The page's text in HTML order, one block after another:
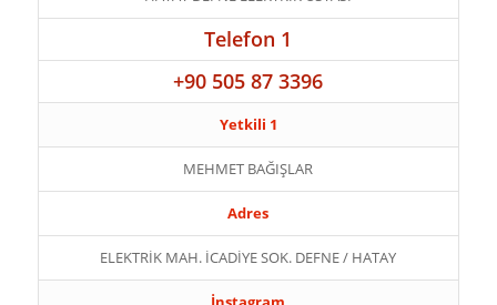
Telefon 1
+90 505 87 3396
Yetkili 1
MEHMET BAĞIŞLAR
Adres
ELEKTRİK MAH. İCADİYE SOK. DEFNE / HATAY